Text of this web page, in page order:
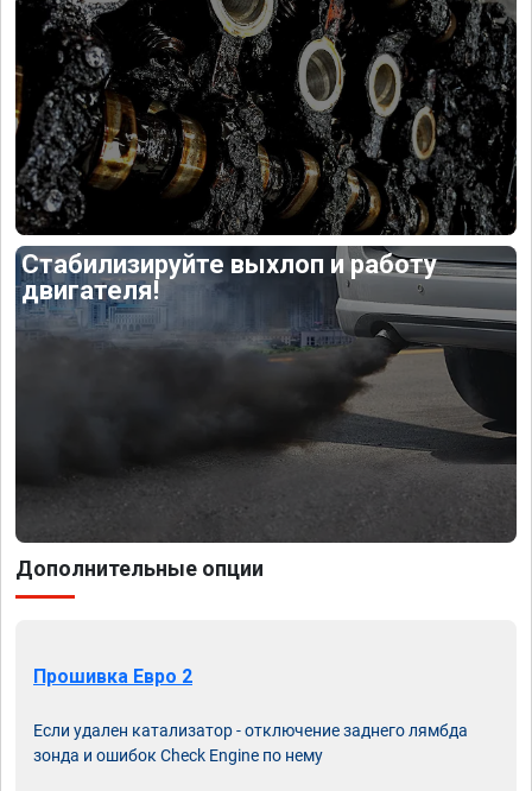
Стабилизируйте выхлоп и работу
двигателя!
Дополнительные опции
Прошивка Евро 2
Если удален катализатор - отключение заднего лямбда
зонда и ошибок Check Engine по нему